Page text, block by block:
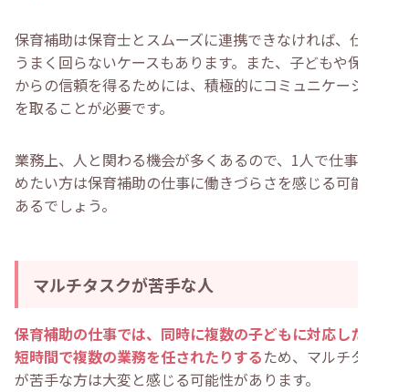
保育補助は保育士とスムーズに連携できなければ、仕事が
うまく回らないケースもあります。また、子どもや保護者
からの信頼を得るためには、積極的にコミュニケーション
を取ることが必要です。
業務上、人と関わる機会が多くあるので、1人で仕事を進
めたい方は保育補助の仕事に働きづらさを感じる可能性も
あるでしょう。
マルチタスクが苦手な人
保育補助の仕事では、同時に複数の子どもに対応したり、
短時間で複数の業務を任されたりするため、マルチタスク
が苦手な方は大変と感じる可能性があります。